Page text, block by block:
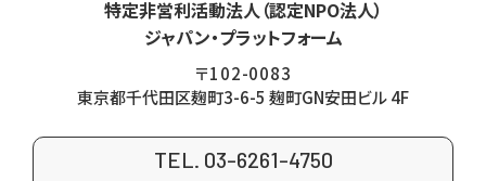
特定非営利活動法人（認定NPO法人）
ジャパン・プラットフォーム
〒102-0083
東京都千代田区麹町3-6-5 麹町GN安田ビル 4F
TEL. 03-6261-4750